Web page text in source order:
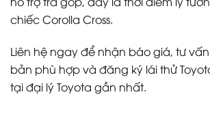
chiếc Corolla Cross.
Liên hệ ngay để nhận báo giá, tư
bản phù hợp và đăng ký lái thử
tại đại lý Toyota gần nhất.